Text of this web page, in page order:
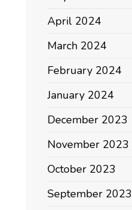
April 2024
March 2024
February 2024
January 2024
December 2023
November 2023
October 2023
September 2023